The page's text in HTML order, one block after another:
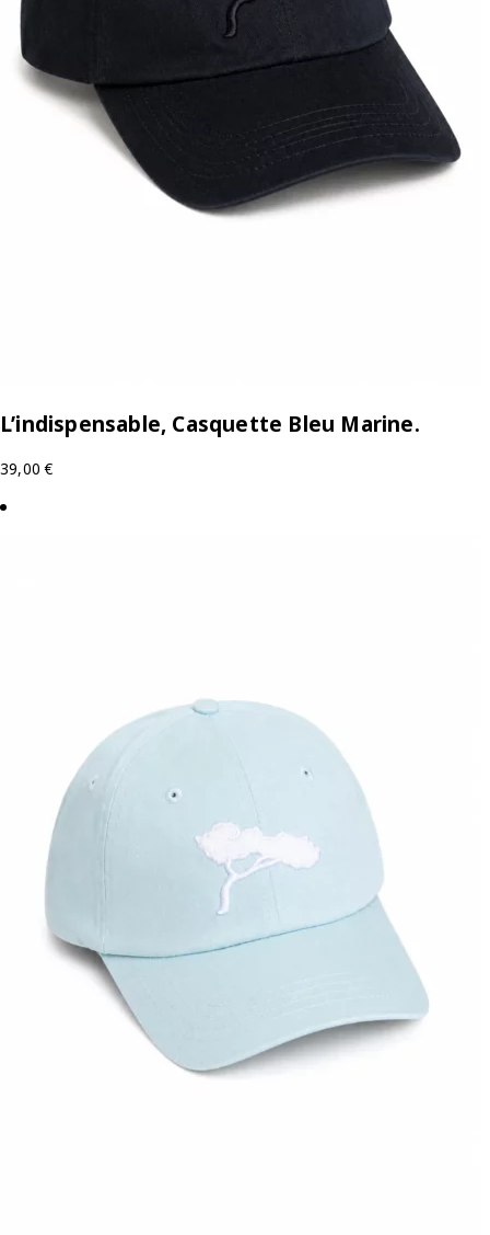
L’indispensable, Casquette Bleu Marine.
39,00€